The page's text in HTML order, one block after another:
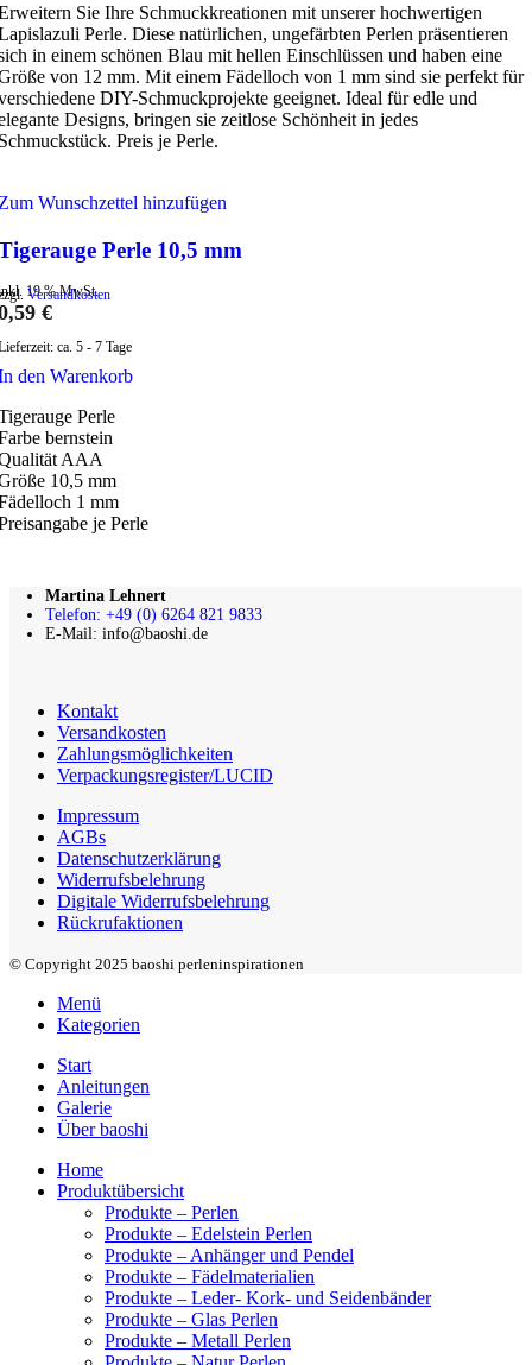
Sie Ihre Schmuckkreationen mit unserer hochwertigen
Perle. Diese natürlichen, ungefärbten Perlen präsentieren
in einem schönen Blau mit hellen Einschlüssen und haben eine
von 12 mm. Mit einem Fädelloch von 1 mm sind sie perfekt für
DIY-Schmuckprojekte geeignet. Ideal für edle und
Designs, bringen sie zeitlose Schönheit in jedes
Preis je Perle.
Wunschzettel hinzufügen
Perle 10,5 mm
19 % MwSt.
Versandkosten
€
ca. 5 - 7 Tage
den Warenkorb
Perle
bernstein
AAA
10,5 mm
1 mm
je Perle
Martina Lehnert
Telefon: +49 (0) 6264 821 9833
E-Mail: info@baoshi.de
Kontakt
Versandkosten
Zahlungsmöglichkeiten
Verpackungsregister/LUCID
Impressum
AGBs
Datenschutzerklärung
Widerrufsbelehrung
Digitale Widerrufsbelehrung
Rückrufaktionen
© Copyright 2025 baoshi perleninspirationen
Menü
Kategorien
Start
Anleitungen
Galerie
Über baoshi
Home
Produktübersicht
Produkte – Perlen
Produkte – Edelstein Perlen
Produkte – Anhänger und Pendel
Produkte – Fädelmaterialien
Produkte – Leder- Kork- und Seidenbänder
Produkte – Glas Perlen
Produkte – Metall Perlen